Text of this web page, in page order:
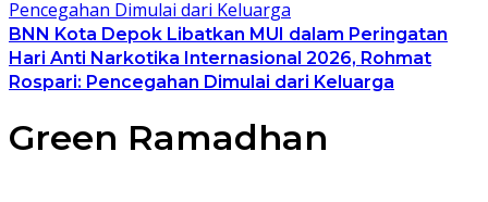
BNN Kota Depok Libatkan MUI dalam Peringatan
Hari Anti Narkotika Internasional 2026, Rohmat
Rospari: Pencegahan Dimulai dari Keluarga
Green Ramadhan